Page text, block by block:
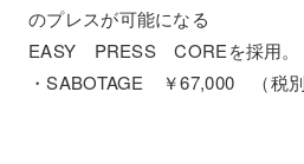
のプレスが可能になる
EASY PRESS COREを採用。
・SABOTAGE ￥67,000 （税別